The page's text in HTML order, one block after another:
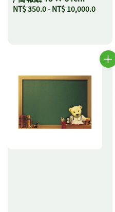
Regular
NT$ 350.0- NT$ 10,000.0